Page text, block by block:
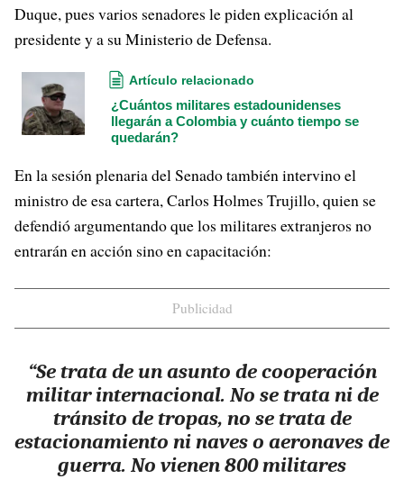
Duque, pues varios senadores le piden explicación al
presidente y a su Ministerio de Defensa.
Artículo relacionado
¿Cuántos militares estadounidenses
llegarán a Colombia y cuánto tiempo se
quedarán?
En la sesión plenaria del Senado también intervino el
ministro de esa cartera, Carlos Holmes Trujillo, quien se
defendió argumentando que los militares extranjeros no
entrarán en acción sino en capacitación:
Publicidad
“Se trata de un asunto de cooperación
militar internacional. No se trata ni de
tránsito de tropas, no se trata de
estacionamiento ni naves o aeronaves de
guerra. No vienen 800 militares